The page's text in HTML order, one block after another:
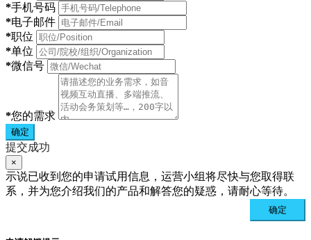
*手机号码
*电子邮件
*职位
*单位
*微信号
*您的需求
确定
提交成功
×
示说已收到您的申请试用信息，运营小组将尽快与您取得联
系，并为您介绍我们的产品和解答您的疑惑，请耐心等待。
确定